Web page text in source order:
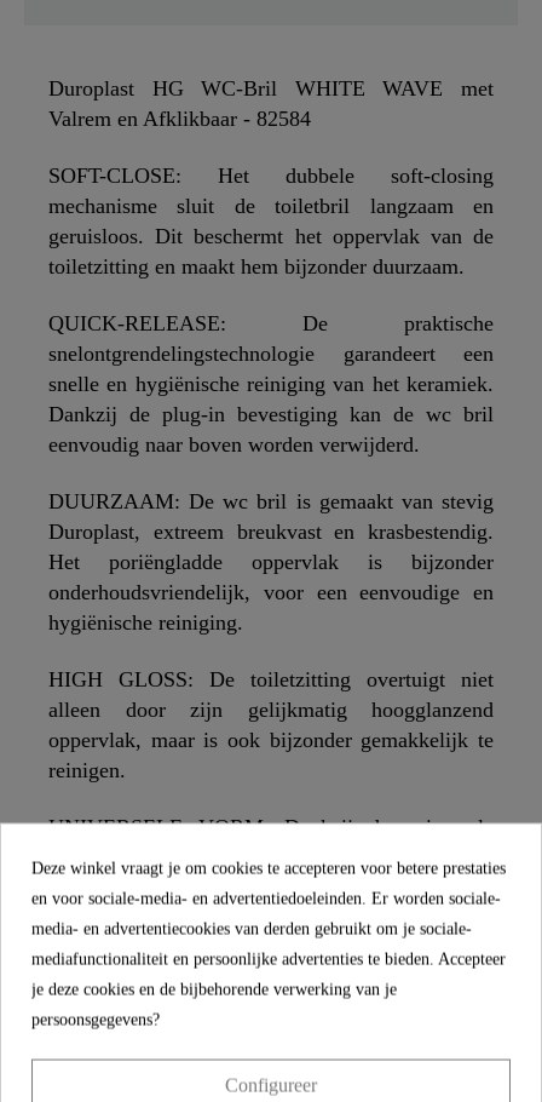
Duroplast HG WC-Bril WHITE WAVE met
Valrem en Afklikbaar - 82584
SOFT-CLOSE: Het dubbele soft-closing
mechanisme sluit de toiletbril langzaam en
geruisloos. Dit beschermt het oppervlak van de
toiletzitting en maakt hem bijzonder duurzaam.
QUICK-RELEASE: De praktische
snelontgrendelingstechnologie garandeert een
snelle en hygiënische reiniging van het keramiek.
Dankzij de plug-in bevestiging kan de wc bril
eenvoudig naar boven worden verwijderd.
DUURZAAM: De wc bril is gemaakt van stevig
Duroplast, extreem breukvast en krasbestendig.
Het poriëngladde oppervlak is bijzonder
onderhoudsvriendelijk, voor een eenvoudige en
hygiënische reiniging.
HIGH GLOSS: De toiletzitting overtuigt niet
alleen door zijn gelijkmatig hoogglanzend
oppervlak, maar is ook bijzonder gemakkelijk te
reinigen.
UNIVERSELE VORM: Dankzij de universele
standaardafmetingen en de O-vorm past de wc bril
op standaard wandclosets en staande toiletpotten
(voor details over de afmetingen, zie technische
tekening).
INNOVATIEF: De wc bril wordt extra bevestigd
met behulp van zelfklevende pads. Dit maakt een
nauwkeurige en eenvoudige installatie mogelijk
en voorkomt dat de toiletzitting tijdens het
Deze winkel vraagt je om cookies te accepteren voor betere prestaties
en voor sociale-media- en advertentiedoeleinden. Er worden sociale-
media- en advertentiecookies van derden gebruikt om je sociale-
mediafunctionaliteit en persoonlijke advertenties te bieden. Accepteer
je deze cookies en de bijbehorende verwerking van je
persoonsgegevens?
Configureer